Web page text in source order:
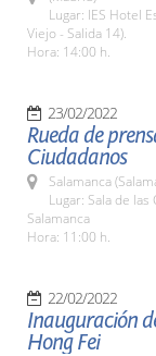
Lugar: IES Hotel
Viejo - Salida 14).
Hora: 14:00 h.
23/02/2022
Rueda de
Ciudadanos
Salamanca
Lugar: Sala de
Salamanca
Hora: 11:00 h.
22/02/2022
Inauguración
Hong Fei